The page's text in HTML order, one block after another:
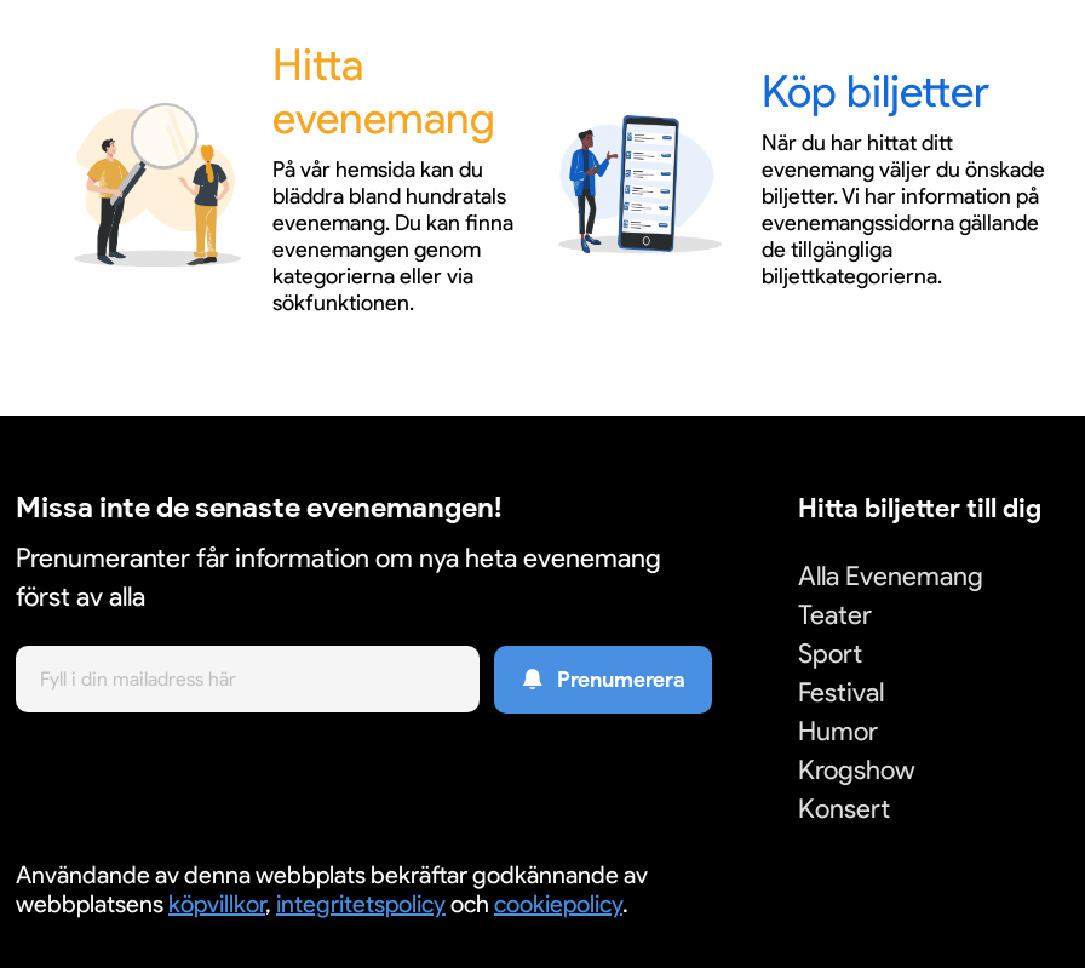
Hitta
evenemang
På vår hemsida kan du
bläddra bland hundratals
evenemang. Du kan finna
evenemangen genom
kategorierna eller via
sökfunktionen.
Köp biljetter
När du har hittat ditt
evenemang väljer du önskade
biljetter. Vi har information på
evenemangssidorna gällande
de tillgängliga
biljettkategorierna.
Missa inte de senaste evenemangen!
Prenumeranter får information om nya heta evenemang
först av alla
Prenumerera
Användande av denna webbplats bekräftar godkännande av
webbplatsens köpvillkor, integritetspolicyoch cookiepolicy.
Hitta biljetter till dig
Alla Evenemang
Teater
Sport
Festival
Humor
Krogshow
Konsert